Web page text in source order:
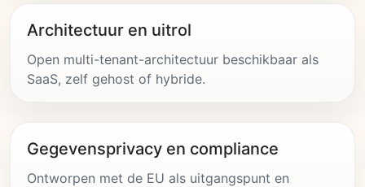
Architectuur en uitrol
Open multi-tenant-architectuur beschikbaar als
SaaS, zelf gehost of hybride.
Gegevensprivacy en compliance
Ontworpen met de EU als uitgangspunt en